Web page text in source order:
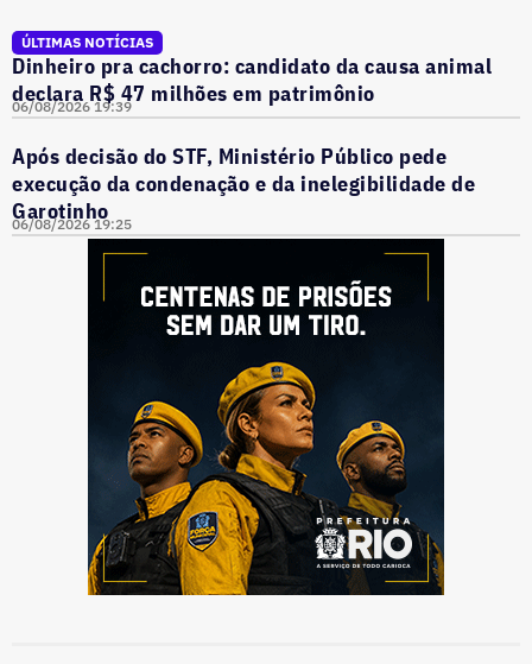
ÚLTIMAS NOTÍCIAS
Dinheiro pra cachorro: candidato da causa animal
declara R$ 47 milhões em patrimônio
06/08/2026 19:39
Após decisão do STF, Ministério Público pede
execução da condenação e da inelegibilidade de
Garotinho
06/08/2026 19:25